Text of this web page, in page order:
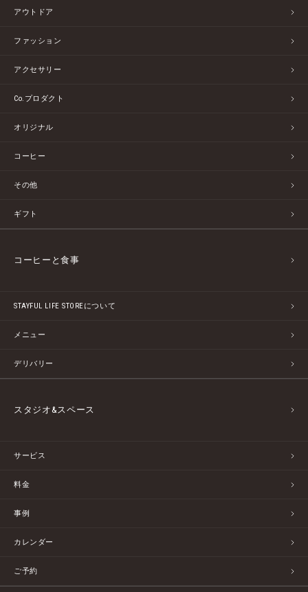
アウトドア
ファッション
アクセサリー
Co.プロダクト
オリジナル
コーヒー
その他
ギフト
コーヒーと食事
STAYFUL LIFE STOREについて
メニュー
デリバリー
スタジオ&スペース
サービス
料金
事例
カレンダー
ご予約